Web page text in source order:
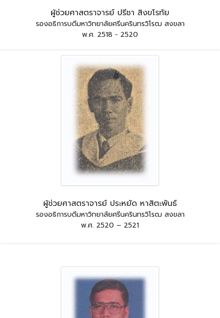
ผู้ช่วยศาสตราจารย์ ปรีชา สิงขโรทัย
รองอธิการบดีมหาวิทยาลัยศรีนครินทรวิโรฒ สงขลา
พ.ศ. 2518 - 2520
ผู้ช่วยศาสตราจารย์ ประหยัด หาสิตะพันธ์
รองอธิการบดีมหาวิทยาลัยศรีนครินทรวิโรฒ สงขลา
พ.ศ. 2520 – 2521